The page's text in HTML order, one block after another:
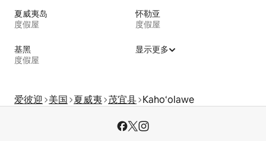
夏威夷岛
度假屋
怀勒亚
度假屋
基黑
度假屋
显示更多
爱彼迎 美国 夏威夷 茂宜县 Kaho‘olawe